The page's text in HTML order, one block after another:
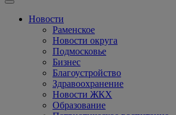
Новости
Раменское
Новости округа
Подмосковье
Бизнес
Благоустройство
Здравоохранение
Новости ЖКХ
Образование